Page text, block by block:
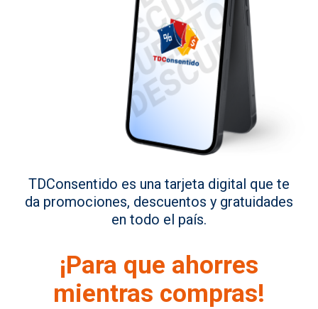
TDConsentido es una tarjeta digital que te
da promociones, descuentos y gratuidades
en todo el país.
¡Para que ahorres
mientras compras!